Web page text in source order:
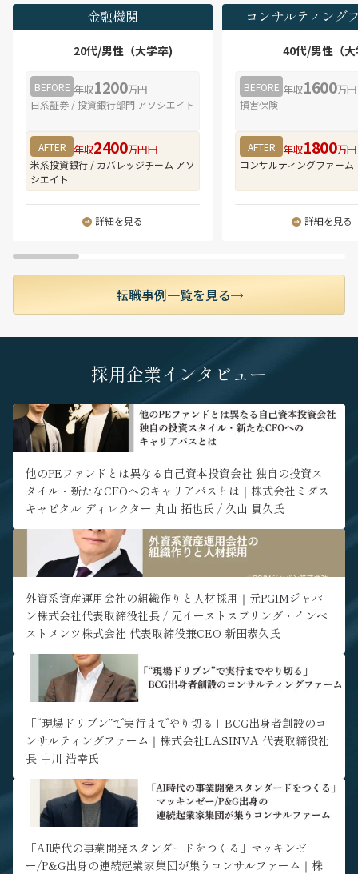
～数億円のミッド～スモールサイズのM&A案件を
多く取り扱っています。FAS系アドバイザリーファ
ームのようにM&A戦略、DD、バリュエーション助
言、ファイナンシャルアドバイザリー（FA）、PMI
といった厳密な分業体制は取っておらず、FA業務
に特化したサービスを手掛けています。そのた
め、初期段階であるM&Aターゲット探索から、デ
ェンス管理、契約交渉、クロージングまで、M&A
プロセス全体に一気通貫で関与することができま
す。M&Aプロフェッショナルとしての実務経験を
幅広く積むことができる環境です。
■ クロスボーダーM&Aに特化した豊富な案件経験
M&Aです。国の種類のみならず、関与する業界も
ーズが最も高い東南アジアを中心とした多様な国
における多業種のM&A案件を通して、グローバル
なビジネス環境で通用する実務経験が得られま
す。年間で10件以上のM&A案件に関与いただくこ
■ アジア全域のチームと協働する柔軟な働き方
を行っているため、日々オンラインで協働しM&A
案件を進めています。社内コミュニケーションは
100%英語で、日本語を使うのはクライアントとの
務経験を積みたい方に適したポジションです。係
るチーム体制のためほぼ全員がフルリモートで仕
事をしており、勤務地制約が比較的少なく日本を
はじめアジア各国等ご自身の希望に応じた居住地
から業務を行うことが可能です。日本国外での駐
在をご希望の方は面談時にご要望を伺います。国
境を越えたチームの中で働くグローバルなキャリ
ア形成が可能な環境です。
テムデザイン⇒ビジネスデザイン⇒グランドデザ
インへとデザイン領域を広げていくことができる
・本人の志向次第で、アプリケーションスペシャ
リストを軸としながら、デジタルビジネスマネー
ジャー、サービスデザイナー、ビジネスディベロ
ッパ、ITアーキテクト、ITスペシャリスト、プロ
ジェクトマネージャなどへ職務領域を拡大するこ
・組織の約1割は中途入社。
・在宅勤務（テレワーク）は、プロジェクト状況
金融機関
20代/男性（大学卒)
BEFORE 年収1200万円
日系証券 / 投資銀行部門 アソシエイト
AFTER 年収2400万円円
米系投資銀行 / カバレッジチーム アソ
シエイト
詳細を見る
コンサルティング
40代/男性（
BEFORE 年収1600万円
損害保険
AFTER 年収1800万円
コンサルティングファーム
詳細を見る
転職事例一覧を見る
採用企業インタビュー
" alt="他のPEファンドとは異なる自己資本投資会社 独自の投資ス
タイル・新たなCFOへのキャリアパスとは｜株式会社ミダスキャ
ピタル ディレクター 丸山 拓也氏 / 久山 貴久氏">
他のPEファンドとは異なる自己資本投資会社 独自の投資ス
タイル・新たなCFOへのキャリアパスとは｜株式会社ミダス
キャピタル ディレクター 丸山 拓也氏 / 久山 貴久氏
" alt="外資系資産運用会社の組織作りと人材採用｜元PGIMジャパ
ン株式会社代表取締役社長 / 元イーストスプリング・インベストメ
ンツ株式会社 代表取締役兼CEO 新田恭久氏">
外資系資産運用会社の組織作りと人材採用｜元PGIMジャパ
ン株式会社代表取締役社長 / 元イーストスプリング・インベ
ストメンツ株式会社 代表取締役兼CEO 新田恭久氏
" alt="「“現場ドリブン”で実行までやり切る」BCG出身者創設の
コンサルティングファーム｜株式会社LASINVA 代表取締役社長 中
川 浩幸氏">
「“現場ドリブン”で実行までやり切る」BCG出身者創設のコ
ンサルティングファーム｜株式会社LASINVA 代表取締役社
長 中川 浩幸氏
" alt="「AI時代の事業開発スタンダードをつくる」マッキンゼ
ー/P&G出身の連続起業家集団が集うコンサルファーム｜株式会社
enableX 代表取締役CEO 釼持 駿氏">
「AI時代の事業開発スタンダードをつくる」マッキンゼ
ー/P&G出身の連続起業家集団が集うコンサルファーム｜株